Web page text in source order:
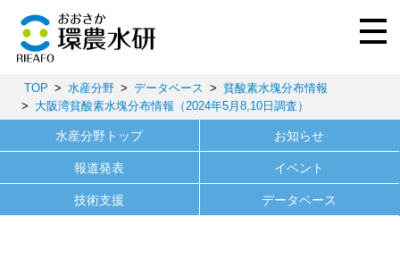
TOP 水産分野 データベース
貧酸素水塊分布情報
大阪湾貧酸素水塊分布情報（2024年5月8,10日調査）
水産分野トップ お知らせ
報道発表 イベント
技術支援 データベース